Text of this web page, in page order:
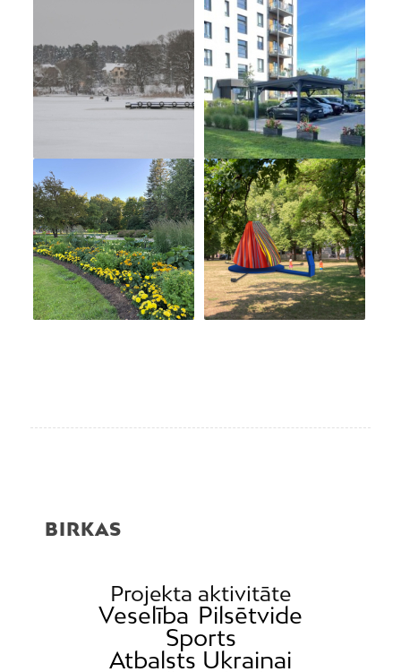
BIRKAS
Projekta aktivitāte
Veselība Pilsētvide
Sports
Atbalsts Ukrainai